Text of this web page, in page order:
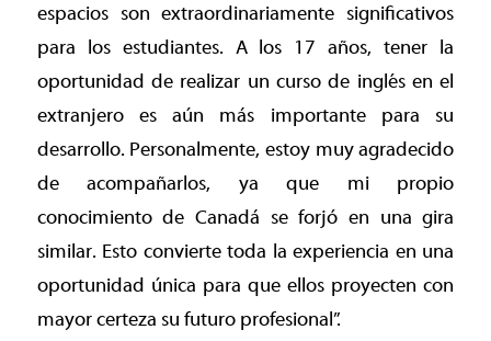
espacios son extraordinariamente significativos
para los estudiantes. A los 17 años, tener la
oportunidad de realizar un curso de inglés en el
extranjero es aún más importante para su
desarrollo. Personalmente, estoy muy agradecido
de acompañarlos, ya que mi propio
conocimiento de Canadá se forjó en una gira
similar. Esto convierte toda la experiencia en una
oportunidad única para que ellos proyecten con
mayor certeza su futuro profesional”.